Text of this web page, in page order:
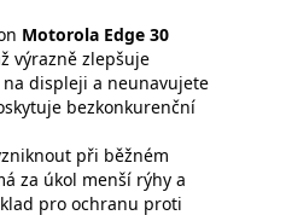
Motorola Edge 30
výrazně zlepšuje
displeji a neunavujete
bezkonkurenční
při běžném
za úkol menší rýhy a
pro ochranu proti